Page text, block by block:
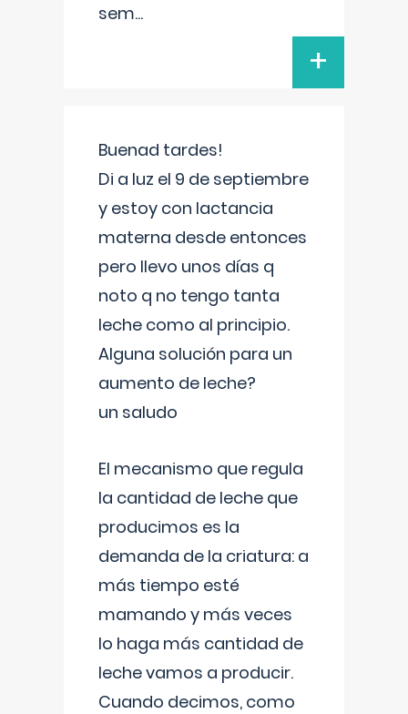
sem...
+
Buenad tardes!
Di a luz el 9 de septiembre
y estoy con lactancia
materna desde entonces
pero llevo unos días q
noto q no tengo tanta
leche como al principio.
Alguna solución para un
aumento de leche?
un saludo
El mecanismo que regula
la cantidad de leche que
producimos es la
demanda de la criatura: a
más tiempo esté
mamando y más veces
lo haga más cantidad de
leche vamos a producir.
Cuando decimos, como